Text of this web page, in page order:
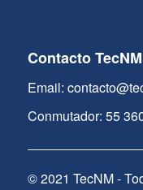
Contacto TecNM
Email:
Conmutador: 55
© 2021 TecNM -